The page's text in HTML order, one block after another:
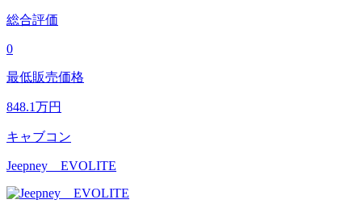
総合評価
0
最低販売価格
848.1万円
キャブコン
Jeepney EVOLITE